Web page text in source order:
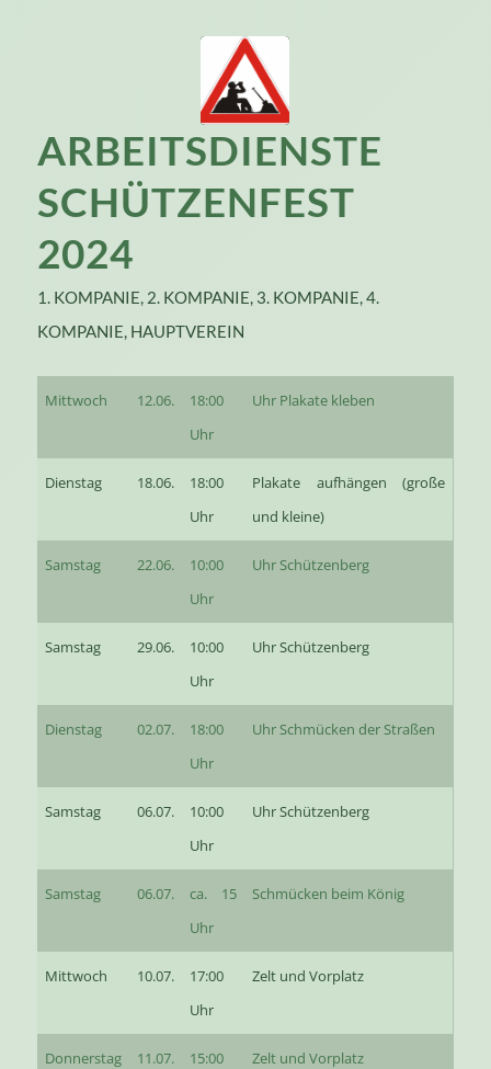
ARBEITSDIENSTE
SCHÜTZENFEST
2024
1. KOMPANIE, 2. KOMPANIE, 3. KOMPANIE,4.
KOMPANIE, HAUPTVEREIN
Mittwoch 12.06.
18:00
Uhr
Uhr Plakate kleben
Dienstag 18.06.
18:00
Uhr
Plakate aufhängen (große
und kleine)
Samstag 22.06.
10:00
Uhr
Uhr Schützenberg
Samstag 29.06.
10:00
Uhr
Uhr Schützenberg
Dienstag 02.07.
18:00
Uhr
Uhr Schmücken der Straßen
Samstag 06.07.
10:00
Uhr
Uhr Schützenberg
Samstag 06.07.
ca. 15
Uhr
Schmücken beim König
Mittwoch 10.07.
17:00
Uhr
Zelt und Vorplatz
Donnerstag 11.07.
15:00
Zelt und Vorplatz